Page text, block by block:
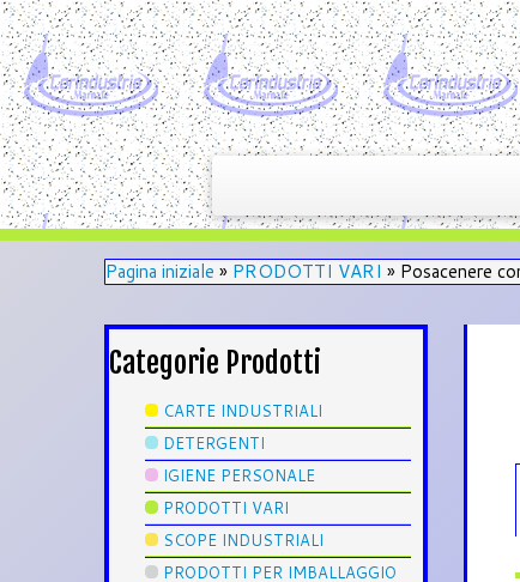
Pagina iniziale » PRODOTTI VARI » Posacenere
Categorie Prodotti
CARTE INDUSTRIALI
DETERGENTI
IGIENE PERSONALE
PRODOTTI VARI
SCOPE INDUSTRIALI
PRODOTTI PER IMBALLAGGIO